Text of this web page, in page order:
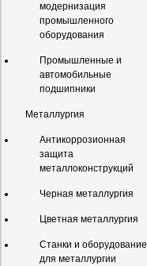
модернизация
промышленного
оборудования
Промышленные и
автомобильные
подшипники
Металлургия
Антикоррозионная
защита
металлоконструкций
Черная металлургия
Цветная металлургия
Станки и оборудование
для металлургии